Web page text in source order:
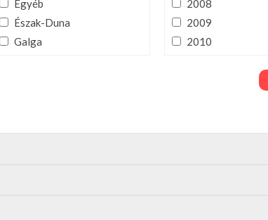
Egyéb
Észak-Duna
Galga
2008
2009
2010
2015